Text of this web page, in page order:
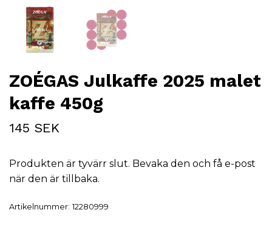
ZOÉGAS Julkaffe 2025 malet
kaffe 450g
145 SEK
Produkten är tyvärr slut. Bevaka den och få e-post
när den är tillbaka.
Artikelnummer: 12280999